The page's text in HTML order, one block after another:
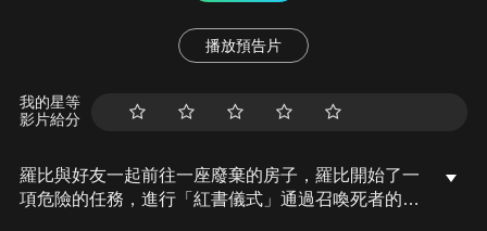
播放預告片
我的星等
影片給分
羅比與好友一起前往一座廢棄的房子，羅比開始了一
項危險的任務，進行「紅書儀式」通過召喚死者的儀